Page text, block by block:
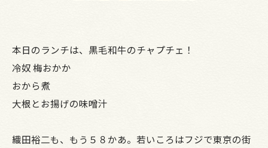
本日のランチは、黒毛和牛のチャプチェ！
冷奴 梅おかか
おから煮
大根とお揚げの味噌汁
織田裕二も、もう５８かあ。若いころはフジで東京の街